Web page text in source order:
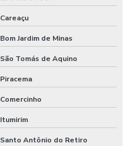
Careaçu
Bom Jardim de Minas
São Tomás de Aquino
Piracema
Comercinho
Itumirim
Santo Antônio do Retiro